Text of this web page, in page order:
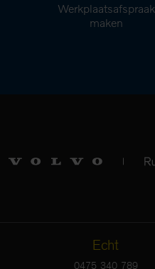
Werkplaatsafspraak
maken
Echt
0475 340 789